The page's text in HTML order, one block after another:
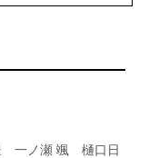
一ノ瀬 颯 樋口日